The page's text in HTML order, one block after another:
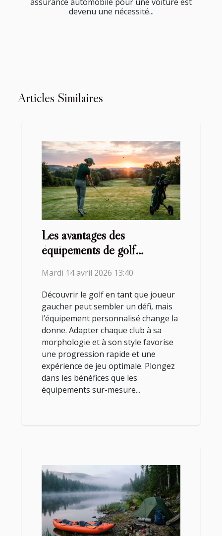
devenu une nécessité...
Articles Similaires
Les avantages des
équipements de golf
joueurs gauchers
Mardi 14 avril 2026 13:40
Découvrir le golf en tant que joueur
gaucher peut sembler un défi, mais
l’équipement personnalisé change la
donne. Adapter chaque club à sa
morphologie et à son style favorise
une progression rapide et une
expérience de jeu optimale. Plongez
dans les bénéfices que les
équipements sur-mesure...